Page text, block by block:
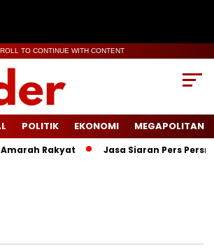
TO CONTINUE WITH CONTENT
POLITIK EKONOMI MEGAPOLITAN
Rakyat Jasa Siaran Pers